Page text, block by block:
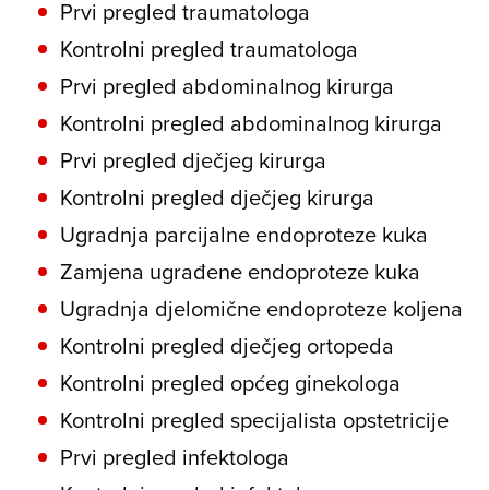
Prvi pregled traumatologa
Kontrolni pregled traumatologa
Prvi pregled abdominalnog kirurga
Kontrolni pregled abdominalnog kirurga
Prvi pregled dječjeg kirurga
Kontrolni pregled dječjeg kirurga
Ugradnja parcijalne endoproteze kuka
Zamjena ugrađene endoproteze kuka
Ugradnja djelomične endoproteze koljena
Kontrolni pregled dječjeg ortopeda
Kontrolni pregled općeg ginekologa
Kontrolni pregled specijalista opstetricije
Prvi pregled infektologa